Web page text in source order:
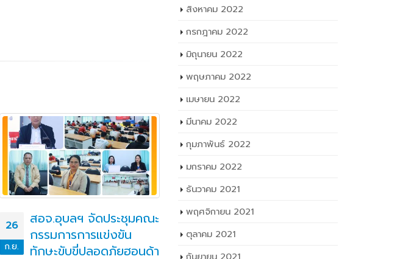
26
ก.ย.
สอจ.อุบลฯ จัดประชุมคณะ
กรรมการการแข่งขัน
ทักษะขับขี่ปลอดภัยฮอนด้า
วท.อุบลฯ ร่วมประชุมคณะ
กรมการจังหวัด
อุบลราชธานี หัวหน้าส่วน
สิงหาคม 2022
กรกฎาคม 2022
มิถุนายน 2022
พฤษภาคม 2022
เมษายน 2022
มีนาคม 2022
กุมภาพันธ์ 2022
มกราคม 2022
ธันวาคม 2021
พฤศจิกายน 2021
ตุลาคม 2021